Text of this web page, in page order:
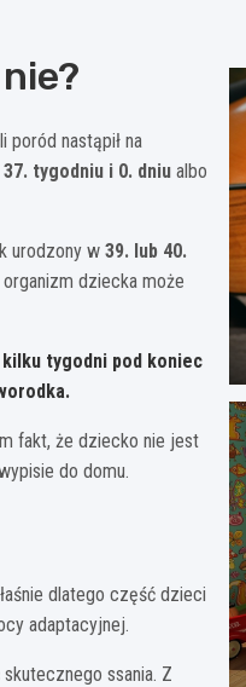
poród nastąpił na
37. tygodniu i 0. dniu albo
urodzony w 39. lub 40.
dziecka może
kilku tygodni pod koniec
fakt, że dziecko nie jest
do domu.
dlatego część dzieci
adaptacyjnej.
ssania. Z